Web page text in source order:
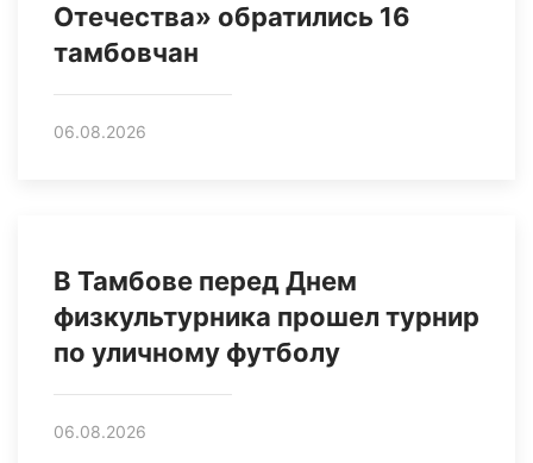
Отечества» обратились 16
тамбовчан
06.08.2026
В Тамбове перед Днем
физкультурника прошел турнир
по уличному футболу
06.08.2026